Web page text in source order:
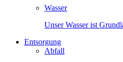
Wasser
Unser Wasser ist
Entsorgung
Abfall